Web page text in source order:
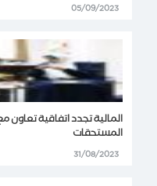
05/09/2023
المالية تجدد اتفاقية
المستحقات
31/08/2023